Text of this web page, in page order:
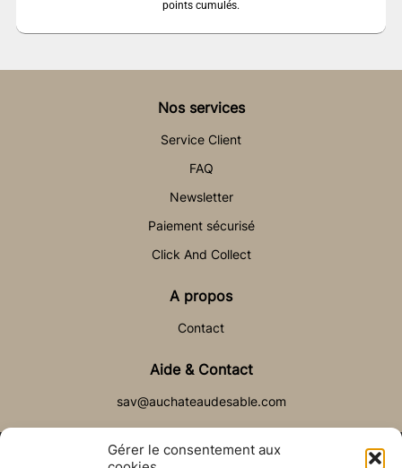
Gérer le consentement aux
points cumulés.
Nos services
Service Client
FAQ
Newsletter
Paiement sécurisé
Click And Collect
A propos
Contact
Aide & Contact
sav@auchateaudesable.com